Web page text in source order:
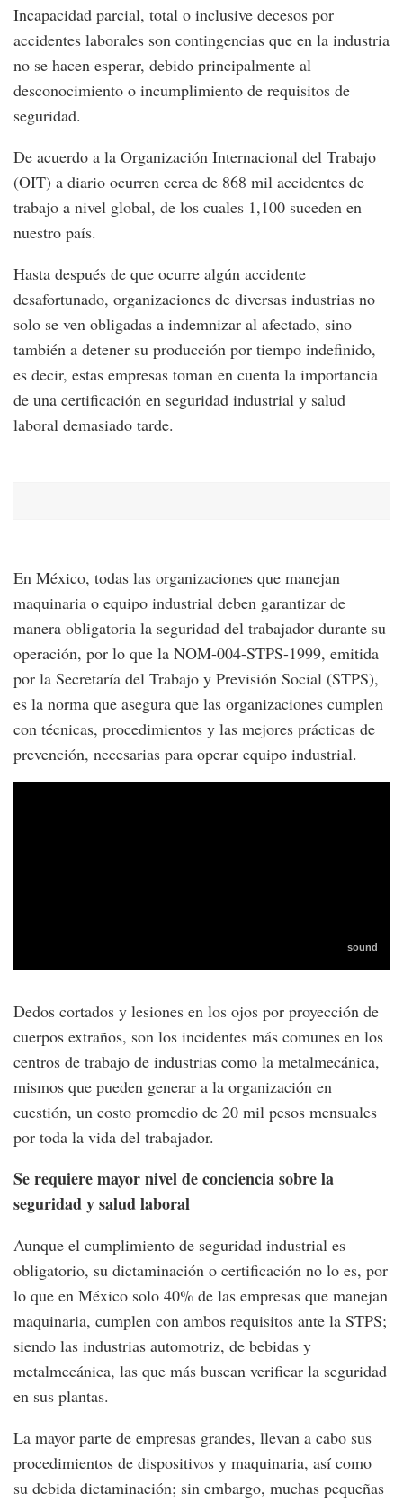
Incapacidad parcial, total o inclusive decesos por
accidentes laborales son contingencias que en la industria
no se hacen esperar, debido principalmente al
desconocimiento o incumplimiento de requisitos de
seguridad.
De acuerdo a la Organización Internacional del Trabajo
(OIT) a diario ocurren cerca de 868 mil accidentes de
trabajo a nivel global, de los cuales 1,100 suceden en
nuestro país.
Hasta después de que ocurre algún accidente
desafortunado, organizaciones de diversas industrias no
solo se ven obligadas a indemnizar al afectado, sino
también a detener su producción por tiempo indefinido,
es decir, estas empresas toman en cuenta la importancia
de una certificación en seguridad industrial y salud
laboral demasiado tarde.
En México, todas las organizaciones que manejan
maquinaria o equipo industrial deben garantizar de
manera obligatoria la seguridad del trabajador durante su
operación, por lo que la NOM-004-STPS-1999, emitida
por la Secretaría del Trabajo y Previsión Social (STPS),
es la norma que asegura que las organizaciones cumplen
con técnicas, procedimientos y las mejores prácticas de
prevención, necesarias para operar equipo industrial.
Dedos cortados y lesiones en los ojos por proyección de
cuerpos extraños, son los incidentes más comunes en los
centros de trabajo de industrias como la metalmecánica,
mismos que pueden generar a la organización en
cuestión, un costo promedio de 20 mil pesos mensuales
por toda la vida del trabajador.
Se requiere mayor nivel de conciencia sobre la
seguridad y salud laboral
Aunque el cumplimiento de seguridad industrial es
obligatorio, su dictaminación o certificación no lo es, por
lo que en México solo 40% de las empresas que manejan
maquinaria, cumplen con ambos requisitos ante la STPS;
siendo las industrias automotriz, de bebidas y
metalmecánica, las que más buscan verificar la seguridad
en sus plantas.
La mayor parte de empresas grandes, llevan a cabo sus
procedimientos de dispositivos y maquinaria, así como
su debida dictaminación; sin embargo, muchas pequeñas